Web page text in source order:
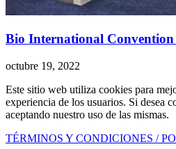
Bio International Convention
octubre 19, 2022
Este sitio web utiliza cookies para
experiencia de los usuarios. Si desea
aceptando nuestro uso de las mismas.
TÉRMINOS Y CONDICIONES /